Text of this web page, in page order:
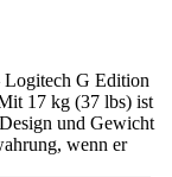
Logitech G Edition
17 kg (37 lbs) ist
und Gewicht
wenn er